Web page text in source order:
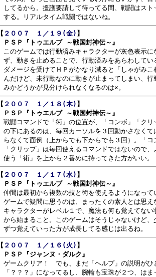
してるから。援護要請して待ってる間、戦闘はスト
【 ２００７　１／１９(金) 】
ＰＳＰ『トゥエルブ ～戦国封神伝～』
このゲームでは行動済みキャラクターが灰色表示に
ず、動きを止めることで、行動済みをあらわしてい
ダメージを受けてＨＰがかなり減ると「しゃがみこ
んだけど、未行動なのに動きが止まってしまい、行
【 ２００７　１／１８(木) 】
ＰＳＰ『トゥエルブ ～戦国封神伝～』
戦闘コマンドで「術」の位置が、「コンボ」「クリ
の下にあるのは、毎回カーソルを３回動かさなくて
らなくて面倒（上からでも下からでも３回）。「コ
「クリップ」は毎回使えるコマンドではないので、
【 ２００７　１／１７(水) 】
ＰＳＰ『トゥエルブ ～戦国封神伝～』
仲間は最初から複数の技と術を使えるようになって
ゲームで疑問に思うのは、まったくの素人とは思え
キャラクターがレベル１で、魔法も何も覚えてない
から始まること。このゲームはそうじゃないけど、
【 ２００７　１／１６(火) 】
ＰＳＰ『ジャンヌ・ダルク』
ゲームクリア！　でも、まだ「ヘルプ」の説明がひ
「？？？」になってるし、腕輪も宝珠が２つ、はま